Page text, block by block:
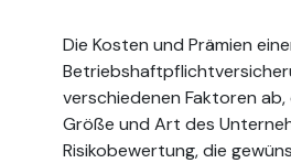
Die Kosten und Prämien
verschiedenen Faktoren
Größe und Art des
Risikobewertung, die